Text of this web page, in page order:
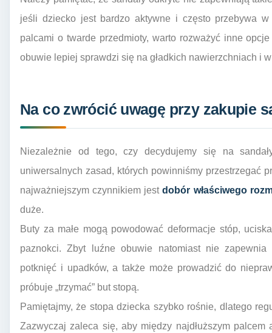
jeśli dziecko jest bardzo aktywne i często przebywa
palcami o twarde przedmioty, warto rozważyć inne
obuwie lepiej sprawdzi się na gładkich nawierzchniach i
Na co zwrócić uwagę przy zakupie
Niezależnie od tego, czy decydujemy się na
uniwersalnych zasad, których powinniśmy przestrzegać
najważniejszym czynnikiem jestdobór właściwego
duże.
Buty za małe mogą powodować deformacje stóp,
paznokci. Zbyt luźne obuwie natomiast nie
potknięć i upadków, a także może prowadzić do
próbuje „trzymać” but stopą.
Pamiętajmy, że stopa dziecka szybko rośnie, dlatego
Zazwyczaj zaleca się, aby między najdłuższym palcem